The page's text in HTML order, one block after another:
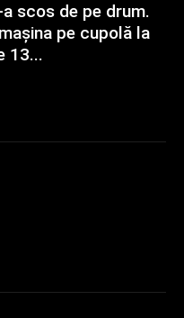
scos de pe drum.
pe cupolă la
13...